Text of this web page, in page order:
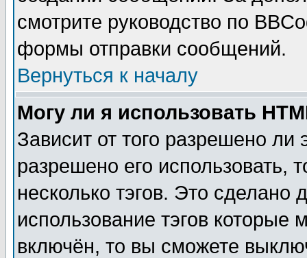
смотрите руководство по
формы отправки сообщений.
Вернуться к началу
Могу ли я использовать
Зависит от того разрешено
разрешено его использовать,
несколько тэгов. Это сделано
использование тэгов
включён, то вы сможете